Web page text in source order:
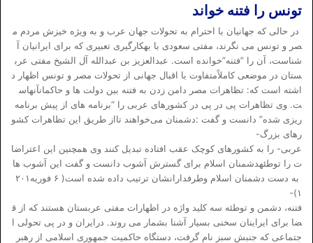
تونس را فتنه خواند
در حالی که جهانیان با احترام به تحولات جهان عرب و به ویژه خیزش مردم م
صر و تونس می نگرند، مفتی سعودی با بهکارگیری تعبیری که برای ایرانیان آ
شناست، آن را ”فتنه”خوانده است. عبدالعزیز بن عبدالله آل الشیخ مفتی عرب
ستان در موضعی کاملاًمتفاوت با اقبال جهانی از تحولات مصر و تونس اظهار د
اشته است که: تظاهرات مصر دامن زدن به فتنه بین دولت ها و حاکمانآنهاس
ت. وی تظاهرات پی در پی در کشورهای عربی را “برنامه های از پیش برنامه‌
ریزی شده” دانست و گفت :دشمنان می‌خواهند تااز طریق این تظاهرات کشو
رهای بزرگ-
عربی- را به کشورهای کوچک عقب افتاده تبدیل کنند وی همچنین این اعتراضا
ت را توطئهدشمنان اسلام برای گسترش آشوب دانست و گفت این آشوب ها
به دست دشمنان اسلام وطرفدارانشان ترتیب داده شده است( ۶ فوریه۲۰۱
۱)-
فتنه، دشمن و توطئه سه کلید واژه در اظهارات مفتی عربستان هستند که از ق
ضا برای ایراینان سخنی بسیار آشنا بشمار می روند. درایران و در پی تحولی ا
جتماعی که جنبش سبز نام گرفت، دستگاه حاکمیت جمهوری اسلامی از رهبر